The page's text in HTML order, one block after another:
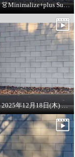
👗Minimalize+plus Summer Collection👗
2025年12月18日(木) 8:00 ON AIR